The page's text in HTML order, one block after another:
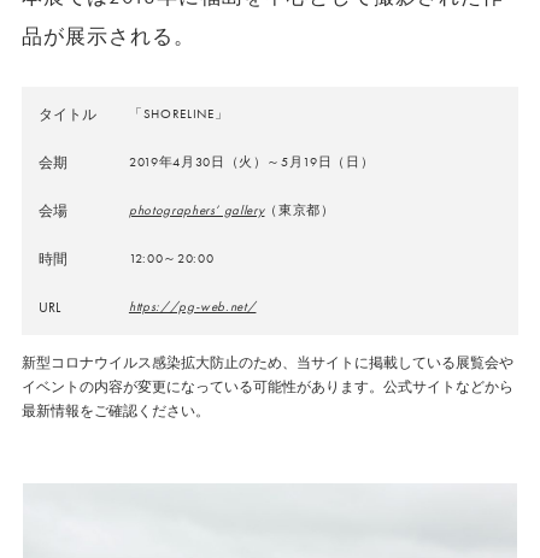
品が展示される。
タイトル 「SHORELINE」
会期 2019年4月30日（火）～5月19日（日）
会場 photographers’ gallery（東京都）
時間 12:00～20:00
URL https://pg-web.net/
新型コロナウイルス感染拡大防止のため、当サイトに掲載している展覧会や
イベントの内容が変更になっている可能性があります。公式サイトなどから
最新情報をご確認ください。